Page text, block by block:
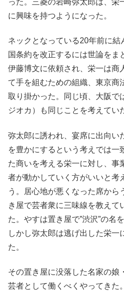
に興味を持つようになった。
ネックとなっている20年前に
国条約を改正するには世論をま
伊藤博文に依頼され、栄一は商
て手を組むための組織、東京商
取り掛かった。同じ頃、大阪で
ジオカ）も同じことを考えてい
弥太郎に誘われ、宴席に出向い
を豊かにするという考えでは一
た商いを考える栄一に対し、事
者が動かしていく方がいいと考
う。居心地が悪くなった席から
き屋で芸者衆に三味線を教えて
た。やすは置き屋で”渋沢”の名
しかし弥太郎は逃げ出した栄一
た。
その置き屋に没落した名家の娘
芸者として働くべくやってきた。